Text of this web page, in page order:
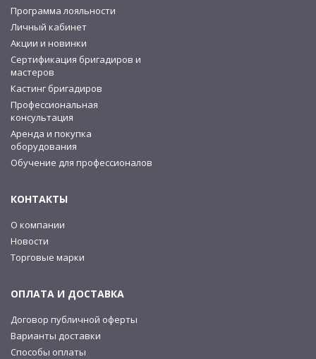
Программа лояльности
Личный кабинет
Акции и новинки
Сертификация бригадиров и
мастеров
Кастинг бригадиров
Профессиональная
консультация
Аренда и покупка
оборудования
Обучение для профессионалов
КОНТАКТЫ
О компании
Новости
Торговые марки
ОПЛАТА И ДОСТАВКА
Договор публичной оферты
Варианты доставки
Способы оплаты